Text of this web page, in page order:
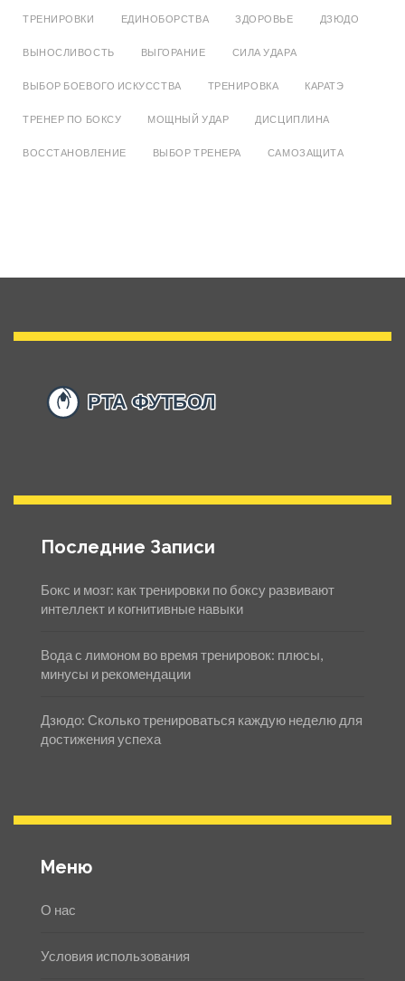
ТРЕНИРОВКИ ЕДИНОБОРСТВА ЗДОРОВЬЕ ДЗЮДО
ВЫНОСЛИВОСТЬ ВЫГОРАНИЕ СИЛА УДАРА
ВЫБОР БОЕВОГО ИСКУССТВА ТРЕНИРОВКА КАРАТЭ
ТРЕНЕР ПО БОКСУ МОЩНЫЙ УДАР ДИСЦИПЛИНА
ВОССТАНОВЛЕНИЕ ВЫБОР ТРЕНЕРА САМОЗАЩИТА
Последние Записи
Бокс и мозг: как тренировки по боксу развивают
интеллект и когнитивные навыки
Вода с лимоном во время тренировок: плюсы,
минусы и рекомендации
Дзюдо: Сколько тренироваться каждую неделю для
достижения успеха
Меню
О нас
Условия использования